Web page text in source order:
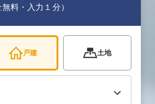
無料・入力１分）
戸建 土地